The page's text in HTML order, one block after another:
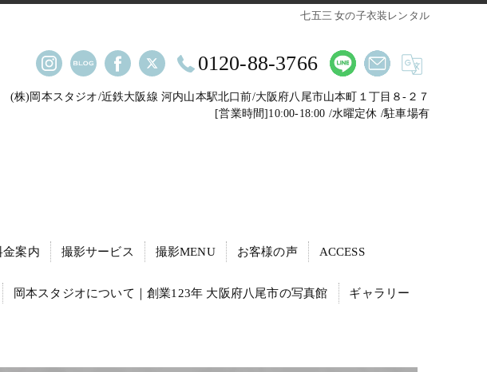
七五三 女の子衣装レンタル
0120-88-3766
(株)岡本スタジオ/近鉄大阪線 河内山本駅北口前/大阪府八尾市山本町１丁目８-２７
[営業時間]10:00-18:00 /水曜定休 /駐車場有
金案内 撮影サービス 撮影MENU お客様の声 ACCESS
岡本スタジオについて｜創業123年 大阪府八尾市の写真館 ギャラリー